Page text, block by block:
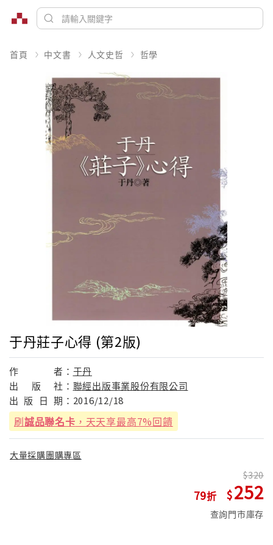
首頁 中文書 人文史哲 哲學
于丹莊子心得 (第2版)
作 者： 于丹
出
版 社： 聯經出版事業股份有限公司
出 版 日 期： 2016/12/18
刷誠品聯名卡 ，天天享最高7%回饋
大量採購團購專區
79
320
252
查詢門市庫存